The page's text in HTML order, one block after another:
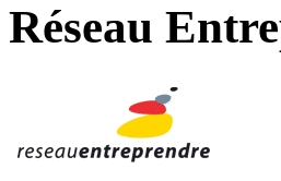
Réseau